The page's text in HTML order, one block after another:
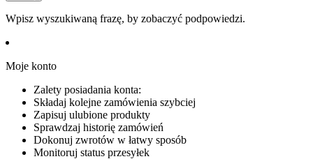
Wpisz wyszukiwaną frazę, by zobaczyć podpowiedzi.
Moje konto
Zalety posiadania konta:
Składaj kolejne zamówienia szybciej
Zapisuj ulubione produkty
Sprawdzaj historię zamówień
Dokonuj zwrotów w łatwy sposób
Monitoruj status przesyłek